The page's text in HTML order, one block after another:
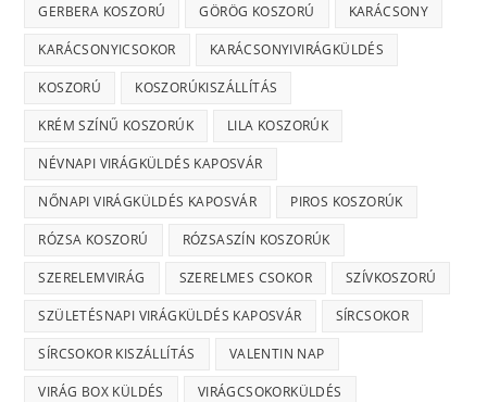
GERBERA KOSZORÚ GÖRÖG KOSZORÚ KARÁCSONY
KARÁCSONYICSOKOR KARÁCSONYIVIRÁGKÜLDÉS
KOSZORÚ KOSZORÚKISZÁLLÍTÁS
KRÉM SZÍNŰ KOSZORÚK LILA KOSZORÚK
NÉVNAPI VIRÁGKÜLDÉS KAPOSVÁR
NŐNAPI VIRÁGKÜLDÉS KAPOSVÁR PIROS KOSZORÚK
RÓZSA KOSZORÚ RÓZSASZÍN KOSZORÚK
SZERELEMVIRÁG SZERELMES CSOKOR SZÍVKOSZORÚ
SZÜLETÉSNAPI VIRÁGKÜLDÉS KAPOSVÁR SÍRCSOKOR
SÍRCSOKOR KISZÁLLÍTÁS VALENTIN NAP
VIRÁG BOX KÜLDÉS VIRÁGCSOKORKÜLDÉS